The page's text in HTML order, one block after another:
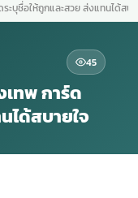
ะบุชื่อให้ถูกและสวย ส่งแทนได้สบา
45
ทพ การ์ด
ได้สบายใจ